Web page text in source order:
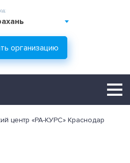
организацию
центр «РА-КУРС» Краснодар